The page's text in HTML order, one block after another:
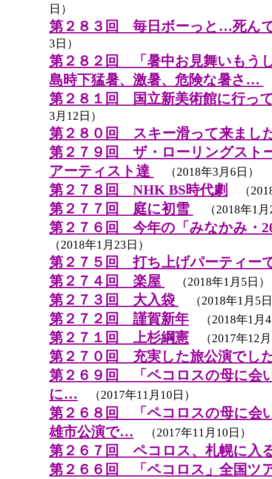
日）
第２８３回 毎日ボーっと…死ん
3日）
第２８２回 「暑中お見舞いもう
島時下猛暑、激暑、危険な暑さ…
第２８１回 国立新美術館に行っ
3月12日）
第２８０回 スキー滑って来まし
第２７９回 ザ・ローリングスト
アーティスト達
（2018年3月6日）
第２７８回 NHK BS時代劇 （
第２７７回 庭に初雪 （2018年1月
第２７６回 今年の「みなかみ・
（2018年1月23日）
第２７５回 打ち上げパーティー
第２７４回 楽屋
（2018年1月5日）
第２７３回 大入袋 （2018年1月5
第２７２回 謹賀新年 （2018年1月
第２７１回 上杉綱憲 （2017年12
第２７０回 充実した旅公演でし
第２６９回 「ペコロスの母に会
に… （2017年11月10日）
第２６８回 「ペコロスの母に会
雄市公演で… （2017年11月10日）
第２６７回 ペコロス、札幌に入
第２６６回 「ペコロス」全国ツ